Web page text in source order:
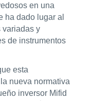
en una
ha dado lugar al
variadas y
de instrumentos
esta
nueva normativa
inversor Mifid